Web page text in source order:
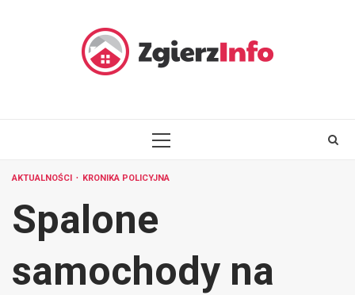
PRIMARY
AKTUALNOŚCI KRONIKA POLICYJNA
Spalone
samochody na